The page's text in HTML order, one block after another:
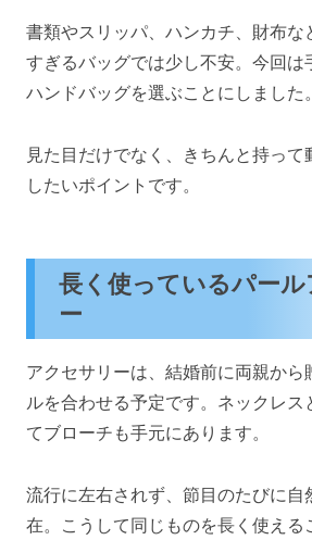
書類やスリッパ、ハンカチ、財布な
すぎるバッグでは少し不安。今回は
ハンドバッグを選ぶことにしました。
見た目だけでなく、きちんと持っ
したいポイントです。
長く使っているパール
ー
アクセサリーは、結婚前に両親から
ルを合わせる予定です。ネックレス
てブローチも手元にあります。
流行に左右されず、節目のたびに自
在。こうして同じものを長く使える